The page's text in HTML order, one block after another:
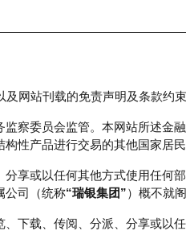
统计 瑞银轮证教室
及网站刊载的免责声明及条款约束
察委员会监管。本网站所述金
性产品进行交易的其他国家居民
享或以任何其他方式使用任何
公司（统称“瑞银集团”）概不就
下载、传阅、分派、分享或以